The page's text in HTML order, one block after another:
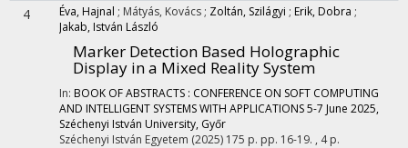
4 Éva, Hajnal ; Mátyás, Kovács ; Zoltán, Szilágyi ; Erik, Dobra ;
Jakab, István László
Marker Detection Based Holographic
Display in a Mixed Reality System
In: BOOK OF ABSTRACTS : CONFERENCE ON SOFT COMPUTING
AND INTELLIGENT SYSTEMS WITH APPLICATIONS 5-7 June 2025,
Széchenyi István University, Győr
Széchenyi István Egyetem (2025) 175 p. pp. 16-19. , 4 p.